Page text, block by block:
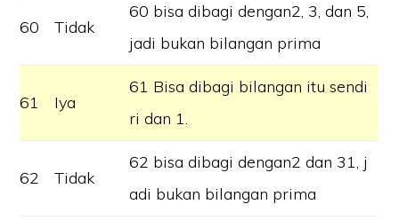
60 Tidak
60 bisa dibagi dengan2, 3, dan 5,
jadi bukan bilangan prima
61 Iya
61 Bisa dibagi bilangan itu sendi
ri dan 1.
62 Tidak
62 bisa dibagi dengan2 dan 31, j
adi bukan bilangan prima